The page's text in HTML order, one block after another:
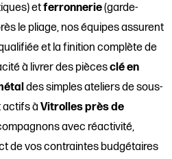
etferronnerie(garde-
le pliage, nos équipes assurent
et la finition complète de
à livrer des piècesclé en
des simples ateliers de sous-
actifs àVitrolles près de
avec réactivité,
de vos contraintes budgétaires